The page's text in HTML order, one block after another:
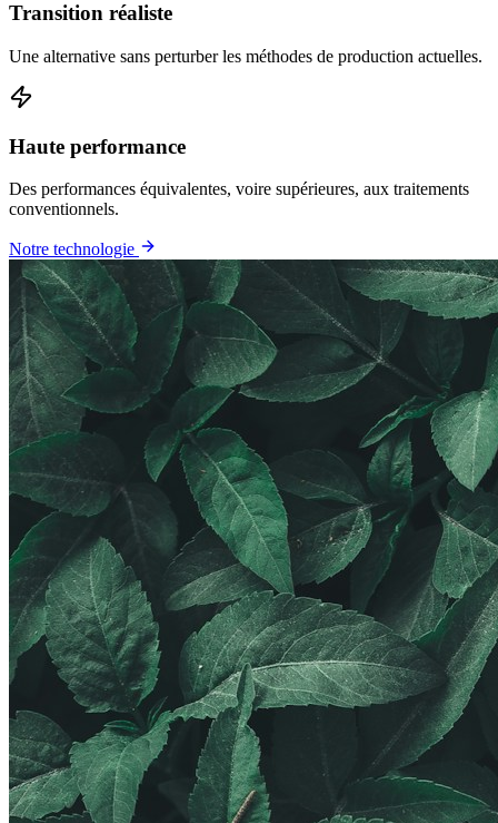
Transition réaliste
Une alternative sans perturber les méthodes de production actuelles.
Haute performance
Des performances équivalentes, voire supérieures, aux traitements
conventionnels.
Notre technologie